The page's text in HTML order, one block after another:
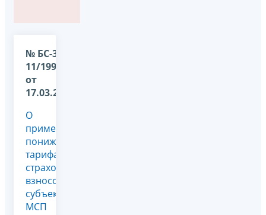
№ БС-36-
11/1995@
от
17.03.2026
О
применении
пониженного
тарифа
страховых
взносов
субъектами
МСП